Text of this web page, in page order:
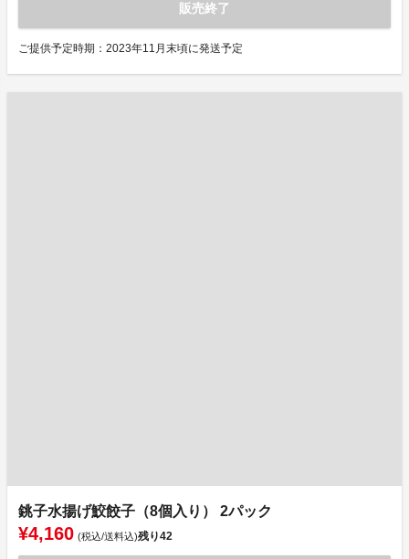
販売終了
ご提供予定時期：2023年11月末頃に発送予定
銚子水揚げ鮫餃子（8個入り） 2パック
¥4,160 (税込/送料込)残り42